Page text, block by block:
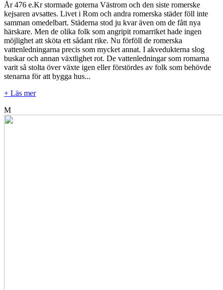
År 476 e.Kr stormade goterna Västrom och den siste romerske
kejsaren avsattes. Livet i Rom och andra romerska städer föll inte
samman omedelbart. Städerna stod ju kvar även om de fått nya
härskare. Men de olika folk som angripit romarriket hade ingen
möjlighet att sköta ett sådant rike. Nu förföll de romerska
vattenledningarna precis som mycket annat. I akvedukterna slog
buskar och annan växtlighet rot. De vattenledningar som romarna
varit så stolta över växte igen eller förstördes av folk som behövde
stenarna för att bygga hus...
+ Läs mer
M